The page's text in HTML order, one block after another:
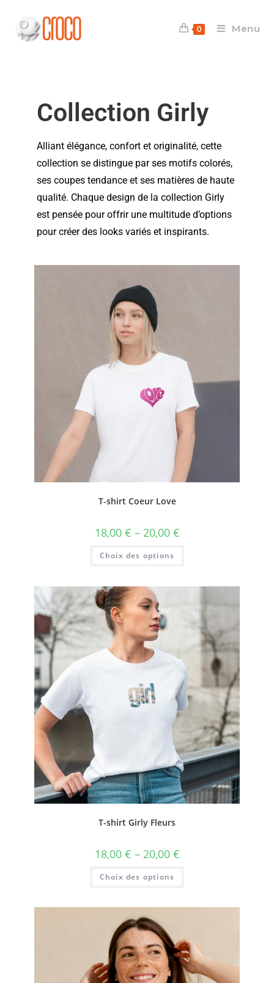
0 Menu
Collection Girly
Alliant élégance, confort et originalité, cette
collection se distingue par ses motifs colorés,
ses coupes tendance et ses matières de haute
qualité. Chaque design de la collection Girly
est pensée pour offrir une multitude d’options
pour créer des looks variés et inspirants.
T-shirt Coeur Love
18,00 € – 20,00 €
Choix des options
T-shirt Girly Fleurs
18,00 € – 20,00 €
Choix des options